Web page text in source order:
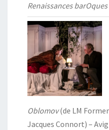
Renaissances barOques
Oblomov(de LM
Jacques Connort) –